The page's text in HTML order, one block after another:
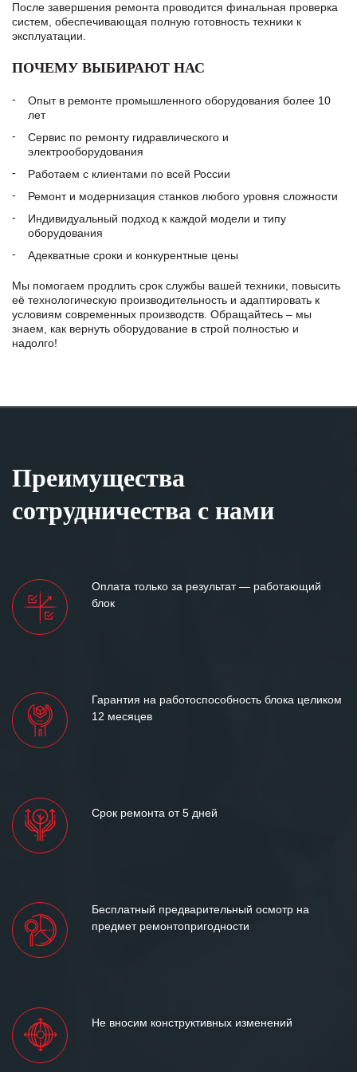
После завершения ремонта проводится финальная проверка
систем, обеспечивающая полную готовность техники к
эксплуатации.
ПОЧЕМУ ВЫБИРАЮТ НАС
Опыт в ремонте промышленного оборудования более 10
лет
Сервис по ремонту гидравлического и
электрооборудования
Работаем с клиентами по всей России
Ремонт и модернизация станков любого уровня сложности
Индивидуальный подход к каждой модели и типу
оборудования
Адекватные сроки и конкурентные цены
Мы помогаем продлить срок службы вашей техники, повысить
её технологическую производительность и адаптировать к
условиям современных производств. Обращайтесь – мы
знаем, как вернуть оборудование в строй полностью и
надолго!
Преимущества
сотрудничества с нами
Оплата только за результат — работающий
блок
Гарантия на работоспособность блока целиком
12 месяцев
Срок ремонта от 5 дней
Бесплатный предварительный осмотр на
предмет ремонтопригодности
Не вносим конструктивных изменений